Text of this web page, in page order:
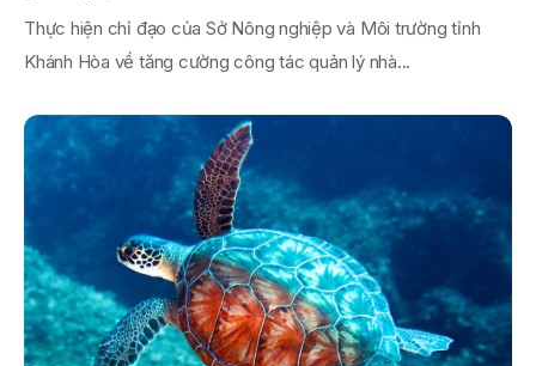
Thực hiện chỉ đạo của Sở Nông nghiệp và Môi trường tỉnh
Khánh Hòa về tăng cường công tác quản lý nhà...